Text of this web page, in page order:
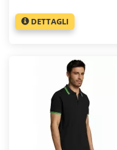
DETTAGLI